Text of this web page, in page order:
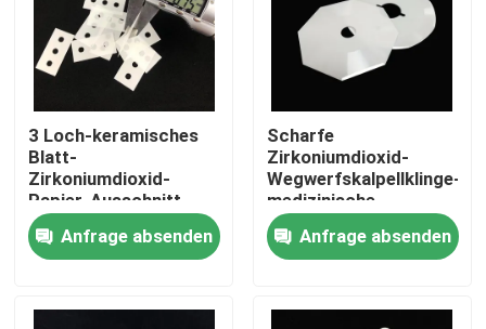
Haus
PRODUKTE
3 Loch-keramisches
Blatt-
Zirkoniumdioxid-
Papier-Ausschnitt-
Blatt-
Zirkoniumdioxid-
keramischer Slitter
Anfrage absenden
Scharfe
Zirkoniumdioxid-
Wegwerfskalpellklinge-
medizinische
Skalpellklinge
ISO9001
Anfrage absenden